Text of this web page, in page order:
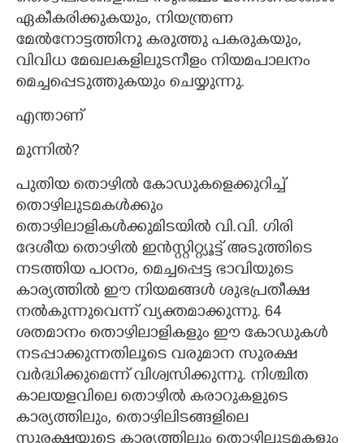
ഏകീകരിക്കുകയും, നിയന്ത്രണ
മേൽനോട്ടത്തിനു കരുത്തു പകരുകയും,
വിവിധ മേഖലകളിലുടനീളം നിയമപാലനം
മെച്ചപ്പെടുത്തുകയും ചെയ്യുന്നു.
എന്താണ്
മുന്നിൽ?
പുതിയ തൊഴിൽ കോഡുകളെക്കുറിച്ച്
തൊഴിലുടമകൾക്കും
തൊഴിലാളികൾക്കുമിടയിൽ വി.വി. ഗിരി
ദേശീയ തൊഴിൽ ഇൻസ്റ്റിറ്റ്യൂട്ട് അടുത്തിടെ
നടത്തിയ പഠനം, മെച്ചപ്പെട്ട ഭാവിയുടെ
കാര്യത്തിൽ ഈ നിയമങ്ങൾ ശുഭപ്രതീക്ഷ
നൽകുന്നുവെന്ന് വ്യക്തമാക്കുന്നു. 64
ശതമാനം തൊഴിലാളികളും ഈ കോഡുകൾ
നടപ്പാക്കുന്നതിലൂടെ വരുമാന സുരക്ഷ
വർദ്ധിക്കുമെന്ന് വിശ്വസിക്കുന്നു. നിശ്ചിത
കാലയളവിലെ തൊഴിൽ കരാറുകളുടെ
കാര്യത്തിലും,​ തൊഴിലിടങ്ങളിലെ